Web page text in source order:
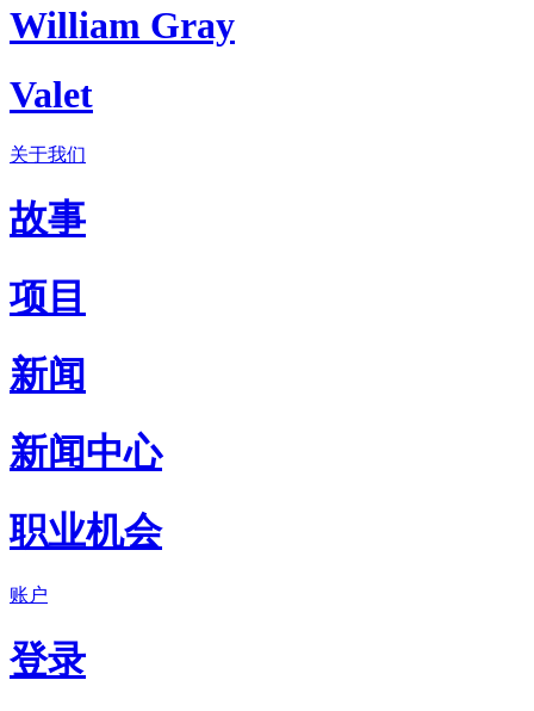
William Gray
Valet
关于我们
故事
项目
新闻
新闻中心
职业机会
账户
登录